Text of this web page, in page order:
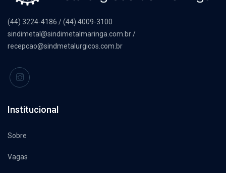
(44) 3224-4186 / (44) 4009-3100
sindimetal@sindimetalmaringa.com.br /
recepcao@sindmetalurgicos.com.br
Institucional
Sobre
Vagas